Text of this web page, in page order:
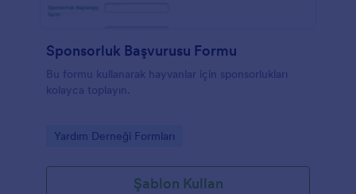
Sponsorluk Başvurusu Formu
Bu formu kullanarak hayvanlar için sponsorlukları
kolayca toplayın.
Go to Category:
Yardım Derneği Formları
Şablon Kullan